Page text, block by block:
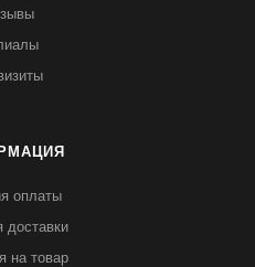
оплаты
доставки
на товар